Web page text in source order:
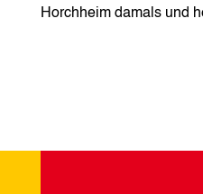
Horchheim damals und